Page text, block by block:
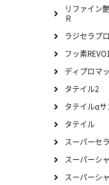
リファイン
Ｒ
ラジセラプ
フッ素
ディプロマ
タテイル2
タテイルαサ
タテイル
スーパーセ
スーパーシ
スーパーシ